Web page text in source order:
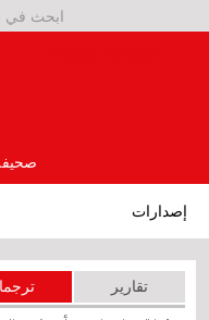
إصدارات
تقارير